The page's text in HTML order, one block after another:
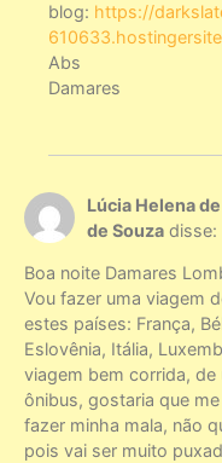
blog: https://
Abs
Damares
Lúcia Helena
de Souza disse:
Boa noite Damares
Vou fazer uma viagem
estes países: França,
Eslovênia, Itália,
viagem bem corrida,
ônibus, gostaria que
fazer minha mala, não
pois vai ser muito